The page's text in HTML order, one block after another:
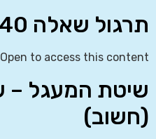
תרגול שאלה 40
Open to access this content
(חשוב)